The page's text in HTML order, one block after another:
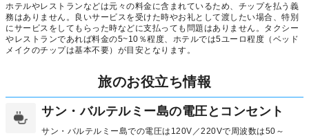
ホテルやレストランなどは元々の料金に含まれているため、チップを払う義
務はありません。良いサービスを受けた時やお礼として渡したい場合、特別
にサービスをしてもらった時などに支払っても問題はありません。タクシー
やレストランであれば料金の5~10％程度、ホテルでは5ユーロ程度（ベッド
メイクのチップは基本不要）が目安となります。
旅のお役立ち情報
サン・バルテルミー島の電圧とコンセント
サン・バルテルミー島での電圧は120V／220Vで周波数は50～